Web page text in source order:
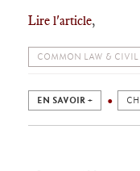
Lire l'article,
COMMON LAW & CIVIL
EN SAVOIR +